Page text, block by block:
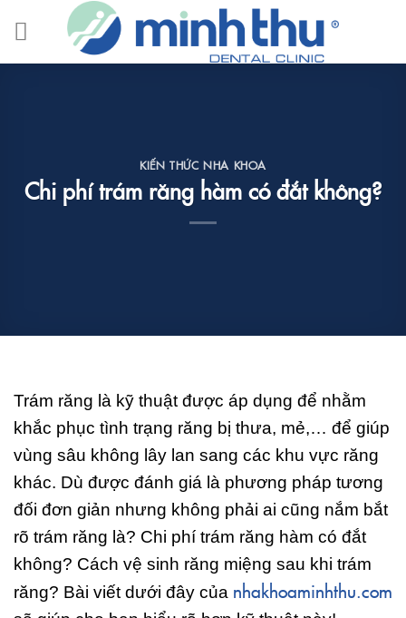
content
KIẾN THỨC NHA KHOA
Chi phí trám răng hàm có đắt không?
Trám răng là kỹ thuật được áp dụng để nhằm
khắc phục tình trạng răng bị thưa, mẻ,… để giúp
vùng sâu không lây lan sang các khu vực răng
khác. Dù được đánh giá là phương pháp tương
đối đơn giản nhưng không phải ai cũng nắm bắt
rõ trám răng là? Chi phí trám răng hàm có đắt
không? Cách vệ sinh răng miệng sau khi trám
răng? Bài viết dưới đây của nhakhoaminhthu.com